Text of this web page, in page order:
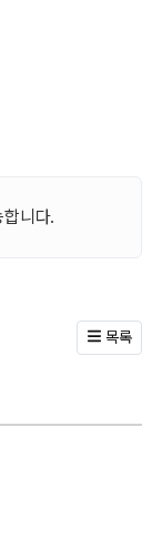
니다.
목록